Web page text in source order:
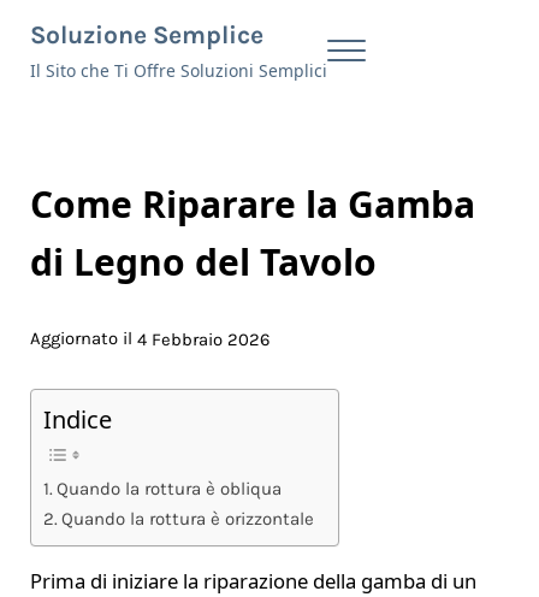
Soluzione Semplice
Il Sito che Ti Offre Soluzioni Semplici
Menu
Come Riparare la Gamba
di Legno del Tavolo
Aggiornato il 4 Febbraio 2026
Indice
Quando la rottura è obliqua
Quando la rottura è orizzontale
Prima di iniziare la riparazione della gamba di un